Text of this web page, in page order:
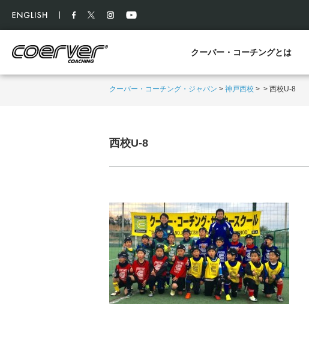
クーバー・コーチングとは
クーバー・コーチング・ジャパン > 神戸西校 > > 西校U-8
西校U-8